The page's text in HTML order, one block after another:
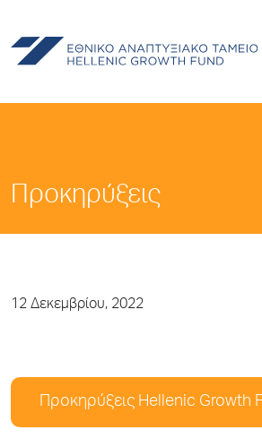
Προκηρύξεις
12 Δεκεμβρίου, 2022
Προκηρύξεις Hellenic Growth